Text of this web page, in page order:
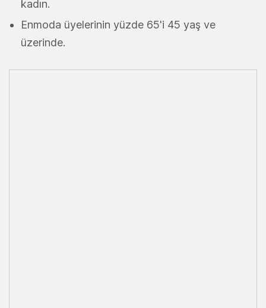
kadın.
Enmoda üyelerinin yüzde 65'i 45 yaş ve
üzerinde.